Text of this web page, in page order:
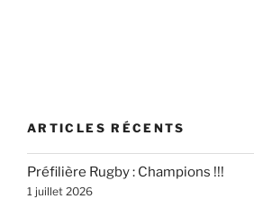
ARTICLES RÉCENTS
Préfilière Rugby : Champions !!!
1 juillet 2026